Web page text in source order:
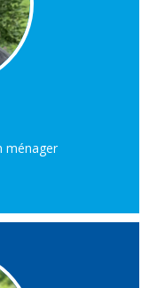
ménager